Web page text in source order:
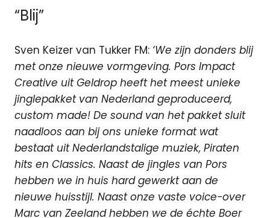
“Blij”
Sven Keizer van Tukker FM: ‘We zijn donders blij
met onze nieuwe vormgeving. Pors Impact
Creative uit Geldrop heeft het meest unieke
jinglepakket van Nederland geproduceerd,
custom made! De sound van het pakket sluit
naadloos aan bij ons unieke format wat
bestaat uit Nederlandstalige muziek, Piraten
hits en Classics. Naast de jingles van Pors
hebben we in huis hard gewerkt aan de
nieuwe huisstijl. Naast onze vaste voice-over
Marc van Zeeland hebben we de échte Boer